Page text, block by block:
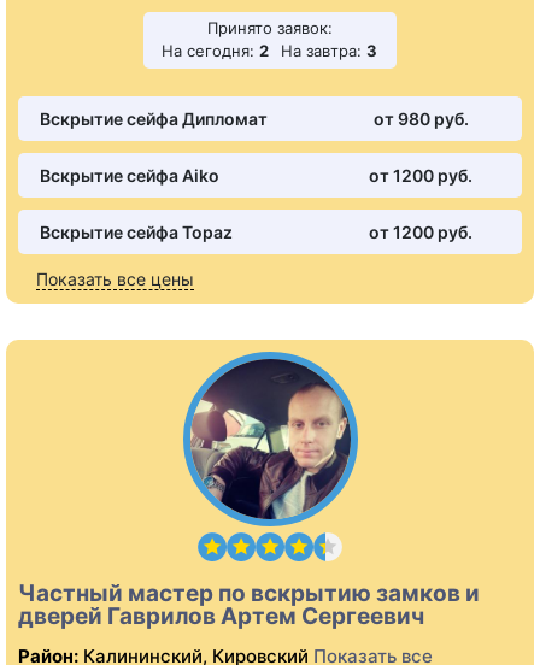
Принято заявок:
На сегодня: 2 На завтра: 3
Вскрытие сейфа Дипломат от 980 pуб.
Вскрытие сейфа Aiko от 1200 pуб.
Вскрытие сейфа Topaz от 1200 pуб.
Показать все цены
Частный мастер по вскрытию замков и
дверей Гаврилов Артем Сергеевич
Район: Калининский, Кировский Показать все